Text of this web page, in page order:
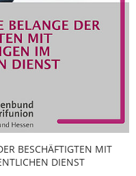
BESCHÄFTIGTEN MIT
DIENST